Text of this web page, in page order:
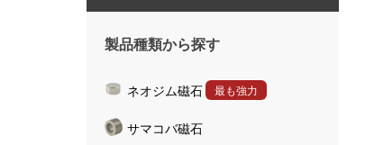
多用途吸着バー
マグネット吸着器
ハンドマグネット
マグネットキャッチャ
製品種類から探す
ネオジム磁石 最も強力
サマコバ磁石